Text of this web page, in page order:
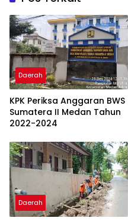
Daerah
KPK Periksa Anggaran BWS
Sumatera II Medan Tahun
2022-2024
Daerah